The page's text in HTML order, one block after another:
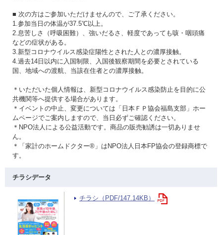
■ 次の方はご参加いただけませんので、ご了承ください。
1.参加当日の体温が37.5℃以上。
2.息苦しさ（呼吸困難）、強いだるさ、軽度であっても咳・咽頭痛
などの症状がある。
3.新型コロナウイルス感染症陽性とされた人との濃厚接触。
4.過去14日以内に入国制限、入国後観察期間を必要とされている
国、地域への渡航、当該在住者との濃厚接触。
＊いただいた個人情報は、新型コロナウイルス感染防止を目的に公
共機関等へ提供する場合があります。
＊イベントの中止、変更については「日本ＦＰ協会福島支部」ホー
ムページでご案内しますので、当日必ずご確認ください。
＊NPO法人による公益活動です。商品の販売勧誘は一切ありませ
ん。
＊「家計のホームドクター®」はNPO法人日本FP協会の登録商標で
す。
チラシデータ
チラシ（PDF/147.14KB）